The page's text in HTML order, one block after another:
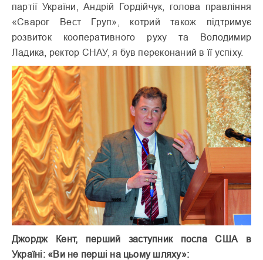
партії України, Андрій Гордійчук, голова правління
«Сварог Вест Груп», котрий також підтримує
розвиток кооперативного руху та Володимир
Ладика, ректор СНАУ, я був переконаний в її успіху.
Джордж Кент, перший заступник посла США в
Україні: «Ви не перші на цьому шляху»: